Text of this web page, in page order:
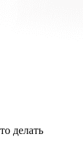
делать